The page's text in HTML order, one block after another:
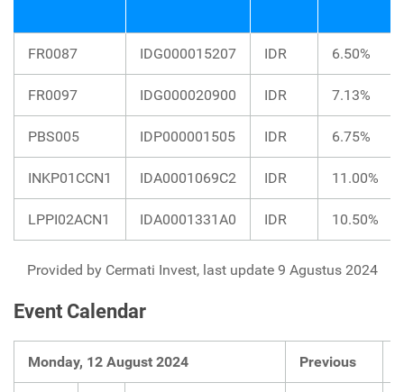
FR0087 IDG000015207 IDR 6.50%
FR0097 IDG000020900 IDR 7.13%
PBS005 IDP000001505 IDR 6.75%
INKP01CCN1 IDA0001069C2 IDR 11.00%
LPPI02ACN1 IDA0001331A0 IDR 10.50%
Provided by Cermati Invest, last update 9 Agustus 2024
Event Calendar
Monday, 12 August 2024 Previous